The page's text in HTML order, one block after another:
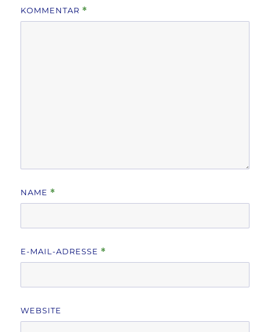
KOMMENTAR *
NAME *
E-MAIL-ADRESSE *
WEBSITE